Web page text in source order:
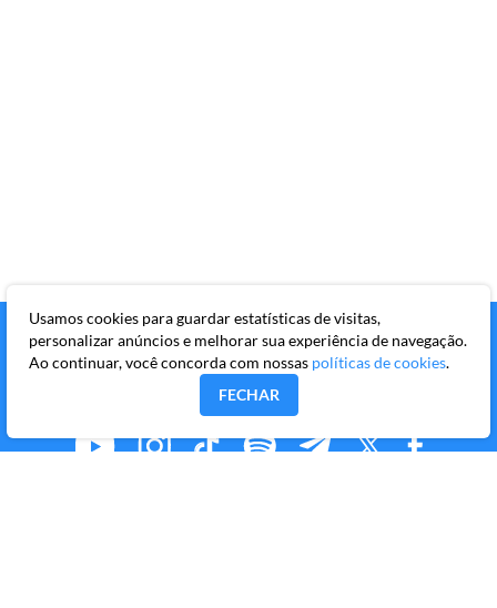
Usamos cookies para guardar estatísticas de visitas,
personalizar anúncios e melhorar sua experiência de navegação.
Ao continuar, você concorda com nossas políticas de cookies.
FECHAR